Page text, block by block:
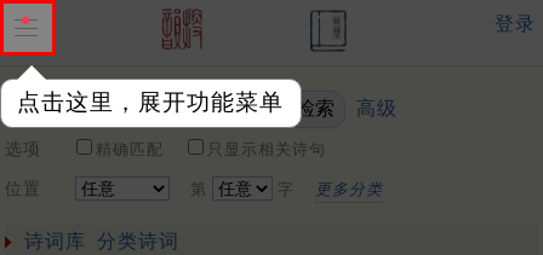
点击这里，展开功能菜单
登录
关键词 高级
选项 精确匹配 只显示相关诗句
位置 第 字 更多分类
诗词库 分类诗词